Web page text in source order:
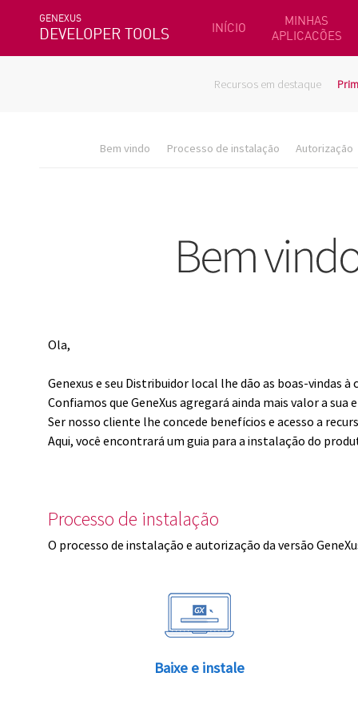
GENEXUS
DEVELOPER TOOLS INÍCIO
MINHAS
APLICACÕES
Recursos em destaque
Bem vindo Processo de instalação Autorização
Ola,
Genexus e seu Distribuidor local lhe dão as boas-vindas à
Confiamos que GeneXus agregará ainda mais valor a
Ser nosso cliente lhe concede benefícios e acesso a
Aqui, você encontrará um guia para a instalação do
Processo de instalação
O processo de instalação e autorização da versão
Baixe e instale